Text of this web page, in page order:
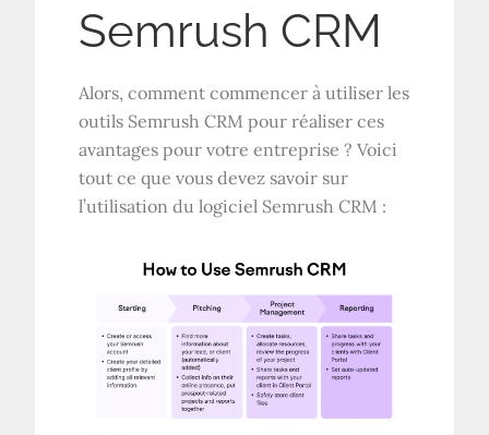
Semrush CRM
Alors, comment commencer à utiliser les
outils Semrush CRM pour réaliser ces
avantages pour votre entreprise ? Voici
tout ce que vous devez savoir sur
l’utilisation du logiciel Semrush CRM :